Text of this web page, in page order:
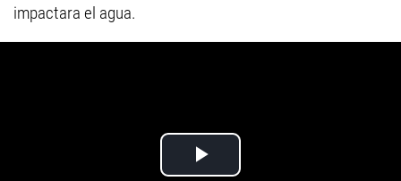
impactara el agua.